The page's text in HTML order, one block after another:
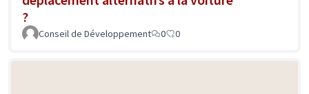
?
Conseil de Développement 0 0